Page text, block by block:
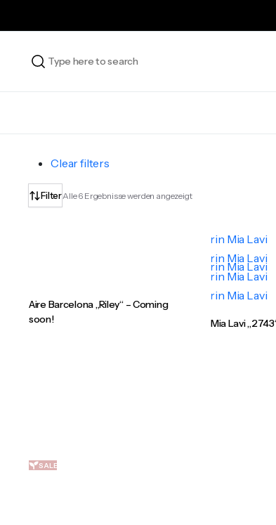
Clear filters
FilterAlle 6 Ergebnisse werden angezeigt
Nach
Aktualität
Aire Barcelona „Riley“ – Coming
soon!
Mia Lavi
SALE